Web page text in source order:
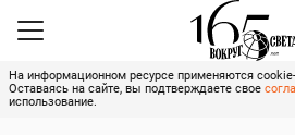
На информационном ресурсе применяются
Оставаясь на сайте, вы подтверждаете свое
использование.